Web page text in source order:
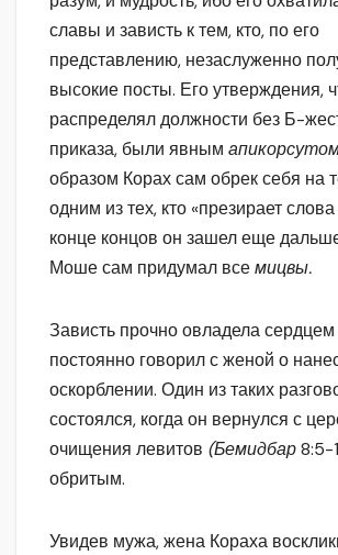
славы и зависть к тем, кто, по его
представлению, незаслуженно
высокие посты. Его утверждения,
распределял должности без Б-
приказа, были явным
образом Корах сам обрек себя на
одним из тех, кто «презирает
конце концов он зашел еще
Моше сам придумал всемицвы.
Зависть прочно овладела
постоянно говорил с женой о
оскорблении. Один из таких
состоялся, когда он вернулся с
очищения левитов (Бемидбар8:5-
обритым.
Увидев мужа, жена Кораха